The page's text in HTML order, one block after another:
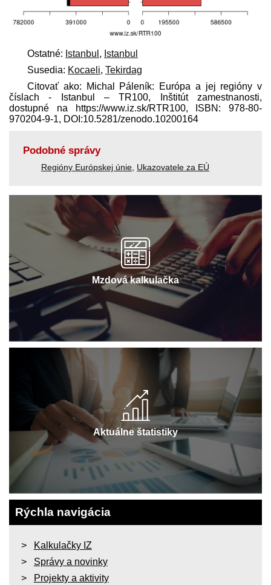
Ostatné: Istanbul , Istanbul
Susedia: Kocaeli, Tekirdag
Citovať ako: Michal Páleník: Európa a jej regióny v
číslach - Istanbul – TR100, Inštitút zamestnanosti,
dostupné na https://www.iz.sk/​RTR100, ISBN: 978-80-
970204-9-1, DOI:10.5281/zenodo.10200164
Podobné správy
Regióny Európskej únie Ukazovatele za EÚ
Mzdová kalkulačka
Aktuálne štatistiky
Rýchla navigácia
Kalkulačky IZ
Správy a novinky
Projekty a aktivity